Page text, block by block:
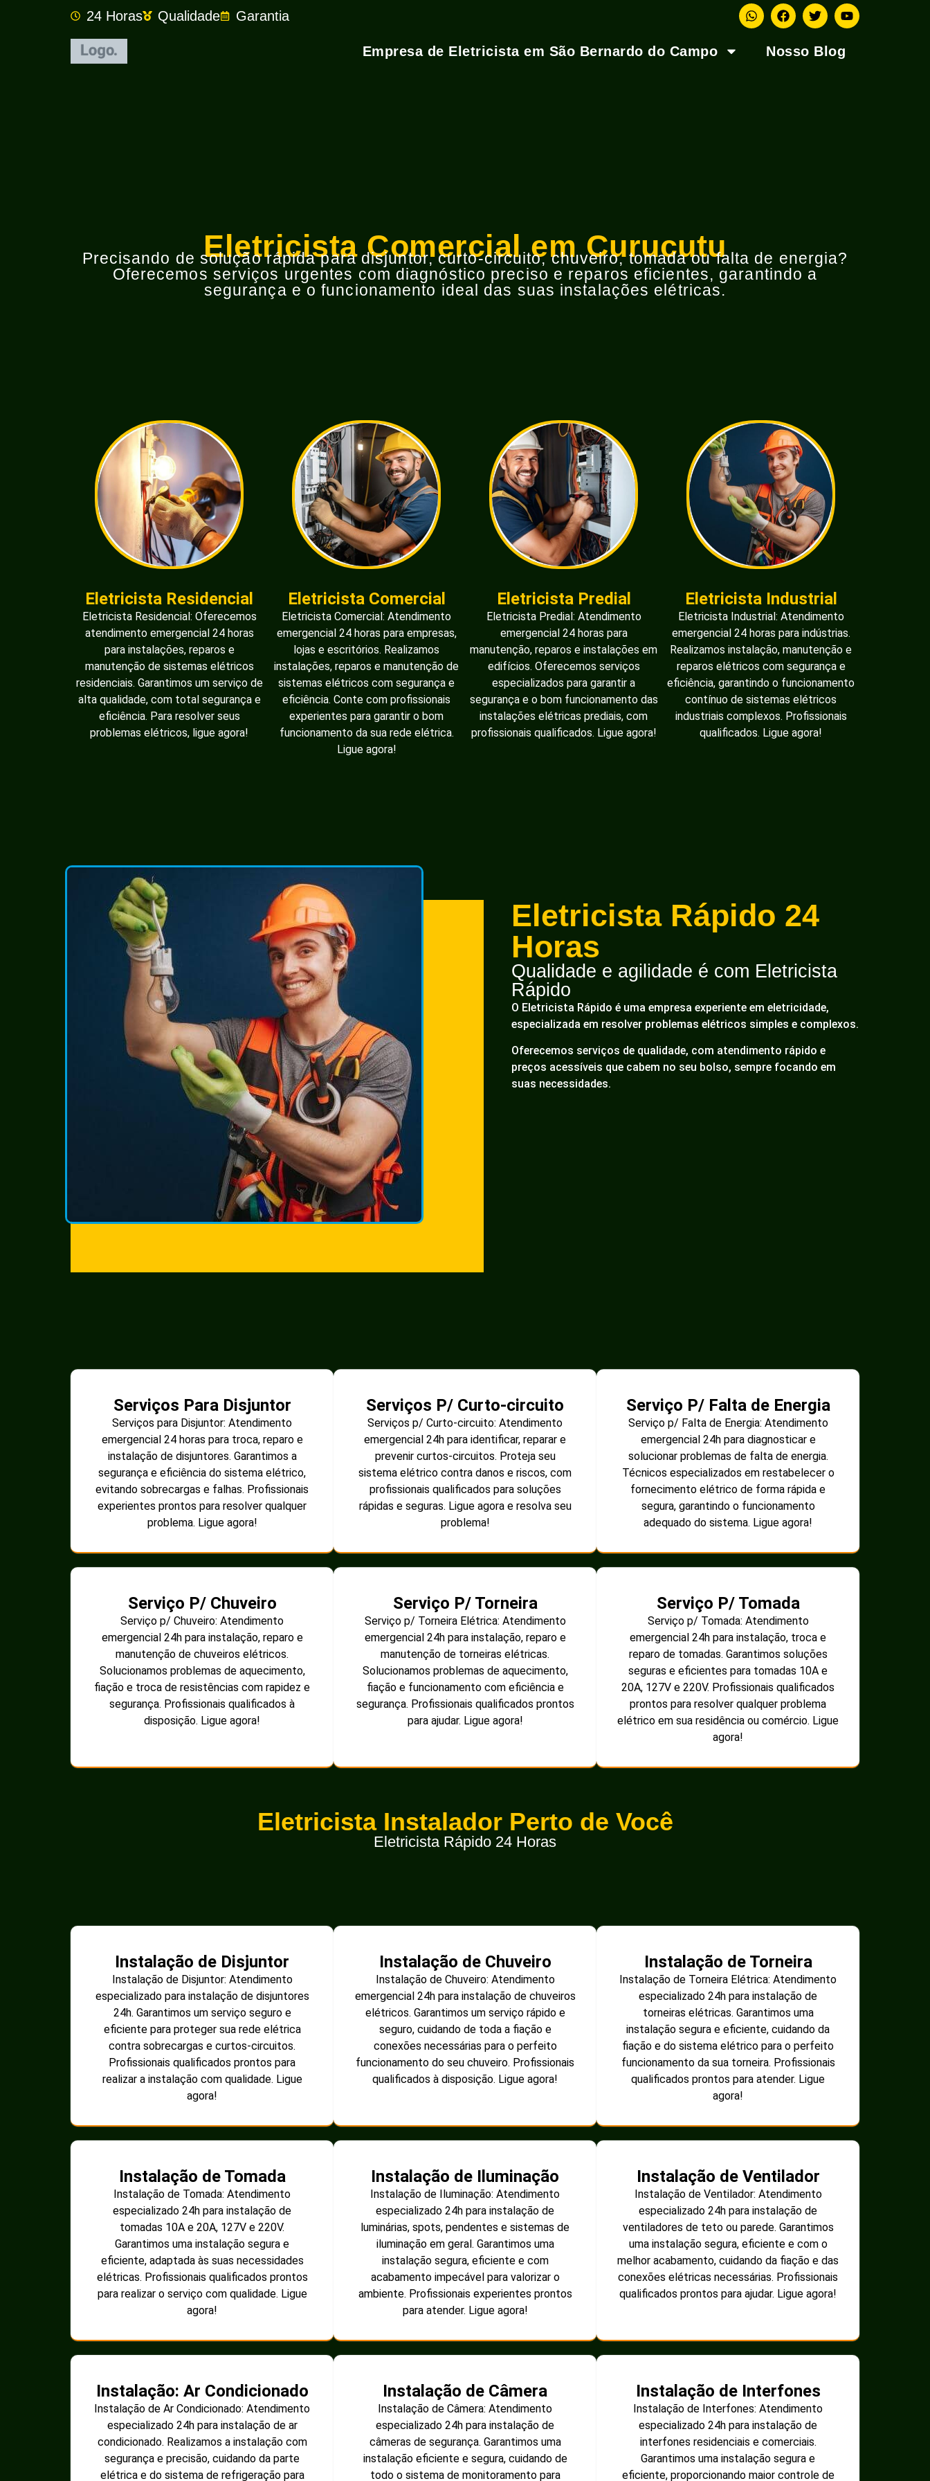
24 Horas Qualidade Garantia
Empresa de Eletricista em São Bernardo do Campo Nosso Blog
Eletricista Comercial em Curucutu
Precisando de solução rápida para disjuntor, curto-circuito, chuveiro, tomada ou falta de energia?
Oferecemos serviços urgentes com diagnóstico preciso e reparos eficientes, garantindo a
segurança e o funcionamento ideal das suas instalações elétricas.
Eletricista Residencial
Eletricista Residencial: Oferecemos
atendimento emergencial 24 horas
para instalações, reparos e
manutenção de sistemas elétricos
residenciais. Garantimos um serviço de
alta qualidade, com total segurança e
eficiência. Para resolver seus
problemas elétricos, ligue agora!
Eletricista Comercial
Eletricista Comercial: Atendimento
emergencial 24 horas para empresas,
lojas e escritórios. Realizamos
instalações, reparos e manutenção de
sistemas elétricos com segurança e
eficiência. Conte com profissionais
experientes para garantir o bom
funcionamento da sua rede elétrica.
Ligue agora!
Eletricista Predial
Eletricista Predial: Atendimento
emergencial 24 horas para
manutenção, reparos e instalações em
edifícios. Oferecemos serviços
especializados para garantir a
segurança e o bom funcionamento das
instalações elétricas prediais, com
profissionais qualificados. Ligue agora!
Eletricista Industrial
Eletricista Industrial: Atendimento
emergencial 24 horas para indústrias.
Realizamos instalação, manutenção e
reparos elétricos com segurança e
eficiência, garantindo o funcionamento
contínuo de sistemas elétricos
industriais complexos. Profissionais
qualificados. Ligue agora!
Eletricista Rápido 24
Horas
Qualidade e agilidade é com Eletricista
Rápido
O Eletricista Rápido é uma empresa experiente em eletricidade,
especializada em resolver problemas elétricos simples e complexos.
Oferecemos serviços de qualidade, com atendimento rápido e
preços acessíveis que cabem no seu bolso, sempre focando em
suas necessidades.
Serviços Para Disjuntor
Serviços para Disjuntor: Atendimento
emergencial 24 horas para troca, reparo e
instalação de disjuntores. Garantimos a
segurança e eficiência do sistema elétrico,
evitando sobrecargas e falhas. Profissionais
experientes prontos para resolver qualquer
problema. Ligue agora!
Serviços P/ Curto-circuito
Serviços p/ Curto-circuito: Atendimento
emergencial 24h para identificar, reparar e
prevenir curtos-circuitos. Proteja seu
sistema elétrico contra danos e riscos, com
profissionais qualificados para soluções
rápidas e seguras. Ligue agora e resolva seu
problema!
Serviço P/ Falta de Energia
Serviço p/ Falta de Energia: Atendimento
emergencial 24h para diagnosticar e
solucionar problemas de falta de energia.
Técnicos especializados em restabelecer o
fornecimento elétrico de forma rápida e
segura, garantindo o funcionamento
adequado do sistema. Ligue agora!
Serviço P/ Chuveiro
Serviço p/ Chuveiro: Atendimento
emergencial 24h para instalação, reparo e
manutenção de chuveiros elétricos.
Solucionamos problemas de aquecimento,
fiação e troca de resistências com rapidez e
segurança. Profissionais qualificados à
disposição. Ligue agora!
Serviço P/ Torneira
Serviço p/ Torneira Elétrica: Atendimento
emergencial 24h para instalação, reparo e
manutenção de torneiras elétricas.
Solucionamos problemas de aquecimento,
fiação e funcionamento com eficiência e
segurança. Profissionais qualificados prontos
para ajudar. Ligue agora!
Serviço P/ Tomada
Serviço p/ Tomada: Atendimento
emergencial 24h para instalação, troca e
reparo de tomadas. Garantimos soluções
seguras e eficientes para tomadas 10A e
20A, 127V e 220V. Profissionais qualificados
prontos para resolver qualquer problema
elétrico em sua residência ou comércio. Ligue
agora!
Eletricista Instalador Perto de Você
Eletricista Rápido 24 Horas
Instalação de Disjuntor
Instalação de Disjuntor: Atendimento
especializado para instalação de disjuntores
24h. Garantimos um serviço seguro e
eficiente para proteger sua rede elétrica
contra sobrecargas e curtos-circuitos.
Profissionais qualificados prontos para
realizar a instalação com qualidade. Ligue
agora!
Instalação de Chuveiro
Instalação de Chuveiro: Atendimento
emergencial 24h para instalação de chuveiros
elétricos. Garantimos um serviço rápido e
seguro, cuidando de toda a fiação e
conexões necessárias para o perfeito
funcionamento do seu chuveiro. Profissionais
qualificados à disposição. Ligue agora!
Instalação de Torneira
Instalação de Torneira Elétrica: Atendimento
especializado 24h para instalação de
torneiras elétricas. Garantimos uma
instalação segura e eficiente, cuidando da
fiação e do sistema elétrico para o perfeito
funcionamento da sua torneira. Profissionais
qualificados prontos para atender. Ligue
agora!
Instalação de Tomada
Instalação de Tomada: Atendimento
especializado 24h para instalação de
tomadas 10A e 20A, 127V e 220V.
Garantimos uma instalação segura e
eficiente, adaptada às suas necessidades
elétricas. Profissionais qualificados prontos
para realizar o serviço com qualidade. Ligue
agora!
Instalação de Iluminação
Instalação de Iluminação: Atendimento
especializado 24h para instalação de
luminárias, spots, pendentes e sistemas de
iluminação em geral. Garantimos uma
instalação segura, eficiente e com
acabamento impecável para valorizar o
ambiente. Profissionais experientes prontos
para atender. Ligue agora!
Instalação de Ventilador
Instalação de Ventilador: Atendimento
especializado 24h para instalação de
ventiladores de teto ou parede. Garantimos
uma instalação segura, eficiente e com o
melhor acabamento, cuidando da fiação e das
conexões elétricas necessárias. Profissionais
qualificados prontos para ajudar. Ligue agora!
Instalação: Ar Condicionado
Instalação de Ar Condicionado: Atendimento
especializado 24h para instalação de ar
condicionado. Realizamos a instalação com
segurança e precisão, cuidando da parte
elétrica e do sistema de refrigeração para
Instalação de Câmera
Instalação de Câmera: Atendimento
especializado 24h para instalação de
câmeras de segurança. Garantimos uma
instalação eficiente e segura, cuidando de
todo o sistema de monitoramento para
Instalação de Interfones
Instalação de Interfones: Atendimento
especializado 24h para instalação de
interfones residenciais e comerciais.
Garantimos uma instalação segura e
eficiente, proporcionando maior controle de